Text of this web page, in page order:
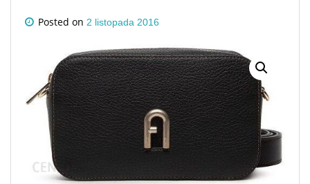
Posted on 2 listopada 2016